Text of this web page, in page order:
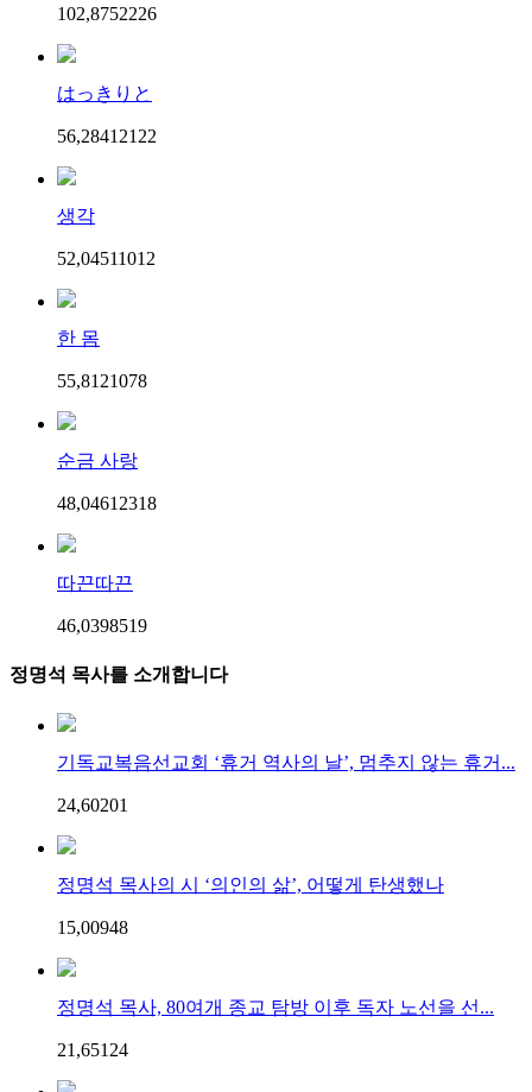
102,8752226
はっきりと
56,28412122
생각
52,04511012
한 몸
55,8121078
순금 사랑
48,04612318
따끈따끈
46,0398519
정명석 목사를 소개합니다
기독교복음선교회 ‘휴거 역사의 날’, 멈추지 않는 휴거...
24,60201
정명석 목사의 시 ‘의인의 삶’, 어떻게 탄생했나
15,00948
정명석 목사, 80여개 종교 탐방 이후 독자 노선을 선...
21,651 24